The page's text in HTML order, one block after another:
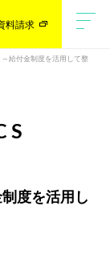
料請求
～給付金制度を活用して整
度を活用し